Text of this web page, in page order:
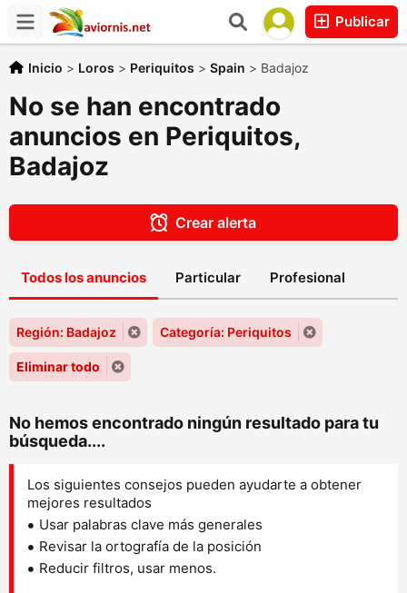
Publicar
Inicio > Loros > Periquitos > Spain > Badajoz
No se han encontrado
anuncios en Periquitos,
Badajoz
Crear alerta
Todos los anuncios Particular Profesional
Región: Badajoz Categoría: Periquitos
Eliminar todo
No hemos encontrado ningún resultado para tu
búsqueda....
Los siguientes consejos pueden ayudarte a obtener
mejores resultados
Usar palabras clave más generales
Revisar la ortografía de la posición
Reducir filtros, usar menos.